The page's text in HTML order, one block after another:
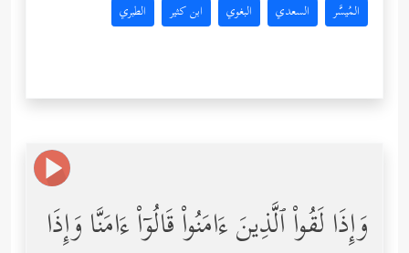
المُيسَّر السعدي البغوي ابن كثير الطبري
وَإِذَا لَقُواْ ٱلَّذِینَ ءَامَنُواْ قَالُوۤاْ ءَامَنَّا وَإِذَا